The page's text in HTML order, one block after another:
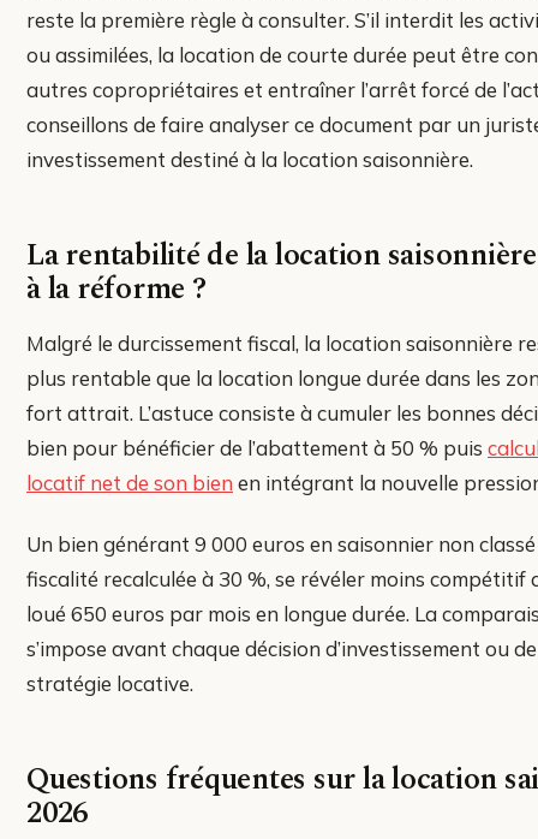
reste la première règle à consulter. S’il interdit les
ou assimilées, la location de courte durée peut être
autres copropriétaires et entraîner l’arrêt forcé de
conseillons de faire analyser ce document par un
investissement destiné à la location saisonnière.
La rentabilité de la location
à la réforme ?
Malgré le durcissement fiscal, la location saisonnière
plus rentable que la location longue durée dans les
fort attrait. L’astuce consiste à cumuler les bonnes
bien pour bénéficier de l’abattement à 50 % puis
locatif net de son bien en intégrant la nouvelle
Un bien générant 9 000 euros en saisonnier non
fiscalité recalculée à 30 %, se révéler moins compétitif
loué 650 euros par mois en longue durée. La
s’impose avant chaque décision d’investissement ou
stratégie locative.
Questions fréquentes sur la location
2026